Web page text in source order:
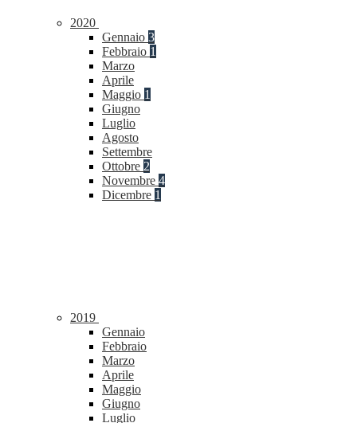
2020
Gennaio 3
Febbraio 1
Marzo
Aprile
Maggio 1
Giugno
Luglio
Agosto
Settembre
Ottobre 2
Novembre 4
Dicembre 1
2019
Gennaio
Febbraio
Marzo
Aprile
Maggio
Giugno
Luglio